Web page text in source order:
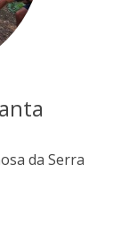
da Serra